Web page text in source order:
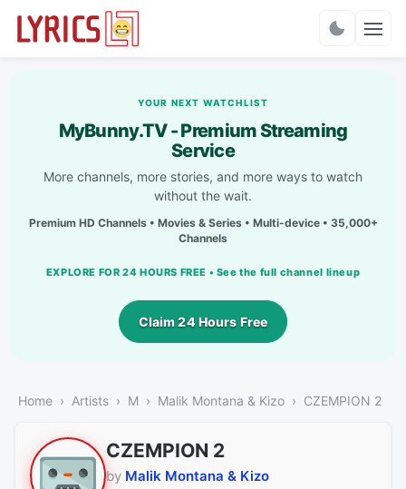
YOUR NEXT WATCHLIST
MyBunny.TV - Premium Streaming
Service
More channels, more stories, and more ways to watch
without the wait.
Premium HD Channels • Movies & Series • Multi-device • 35,000+
Channels
EXPLORE FOR 24 HOURS FREE • See the full channel lineup
Claim 24 Hours Free
Home Artists M Malik Montana & Kizo CZEMPION 2
CZEMPION 2
by Malik Montana & Kizo